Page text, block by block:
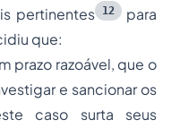
pertinentes
12 para
que:
prazo razoável, que o
e sancionar os
caso surta seus